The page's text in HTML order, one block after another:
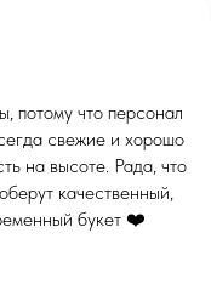
потому что персонал
свежие и хорошо
на высоте. Рада, что
качественный,
букет ❤️